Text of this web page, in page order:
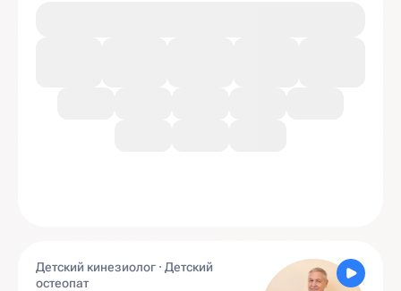
Детский кинезиолог · Детский
остеопат